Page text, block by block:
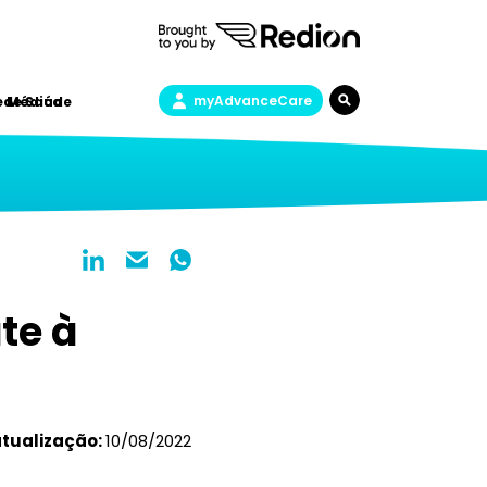
Saúde
Médica myAdvanceCare
à
10/08/2022